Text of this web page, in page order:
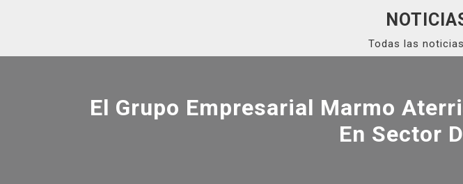
Todas las
El Grupo Empresarial Marmo
En Sector